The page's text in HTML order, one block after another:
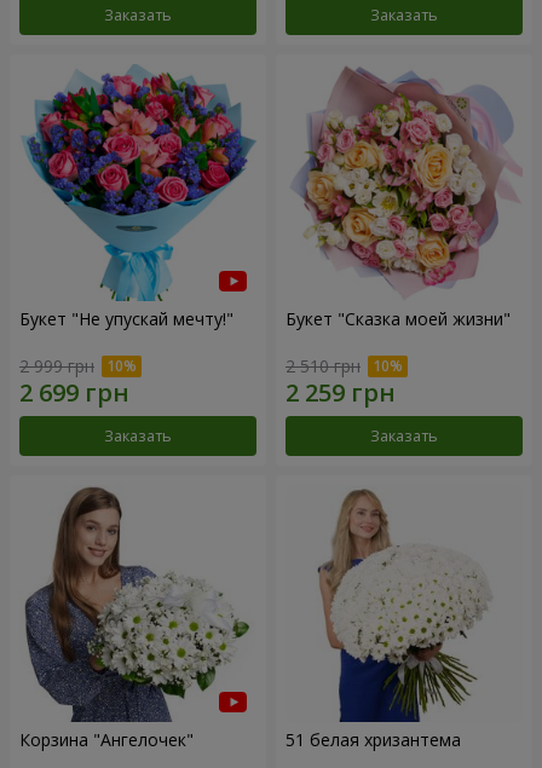
Заказать Заказать
Букет "Не упускай мечту!"
2 999 грн
Заказать
Букет "Сказка моей жизни"
2 510 грн
Заказать
Корзина "Ангелочек" 51 белая хризантема